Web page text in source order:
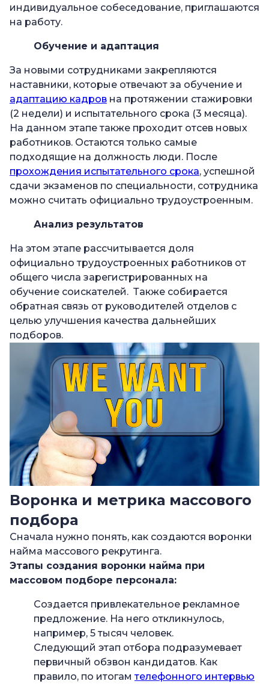
индивидуальное собеседование, приглашаются
на работу.
Обучение и адаптация
За новыми сотрудниками закрепляются
наставники, которые отвечают за обучение и
адаптацию кадров на протяжении стажировки
(2 недели) и испытательного срока (3 месяца).
На данном этапе также проходит отсев новых
работников. Остаются только самые
подходящие на должность люди. После
прохождения испытательного срока, успешной
сдачи экзаменов по специальности, сотрудника
можно считать официально трудоустроенным.
Анализ результатов
На этом этапе рассчитывается доля
официально трудоустроенных работников от
общего числа зарегистрированных на
обучение соискателей. Также собирается
обратная связь от руководителей отделов с
целью улучшения качества дальнейших
подборов.
Воронка и метрика массового
подбора
Сначала нужно понять, как создаются воронки
найма массового рекрутинга.
Этапы создания воронки найма при
массовом подборе персонала:
Создается привлекательное рекламное
предложение. На него откликнулось,
например, 5 тысяч человек.
Следующий этап отбора подразумевает
первичный обзвон кандидатов. Как
правило, по итогамтелефонного интервью